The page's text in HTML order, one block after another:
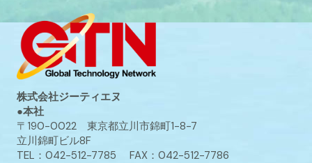
株式会社ジーティエヌ
●本社
〒190-0022 東京都立川市錦町1-8-7
立川錦町ビル8F
TEL：042-512-7785 FAX：042-512-7786